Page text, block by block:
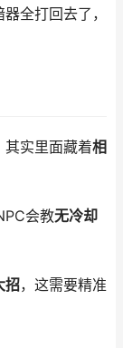
全打回去了，
其实里面藏着相
会教无冷却
招，这需要精准